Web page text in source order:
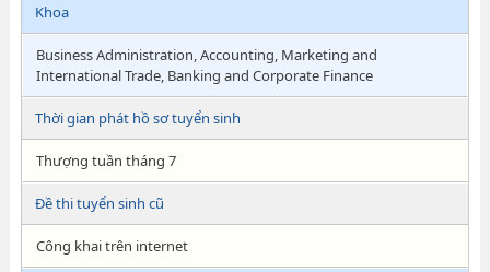
Khoa
Business Administration, Accounting, Marketing and
International Trade, Banking and Corporate Finance
Thời gian phát hồ sơ tuyển sinh
Thượng tuần tháng 7
Đề thi tuyển sinh cũ
Công khai trên internet